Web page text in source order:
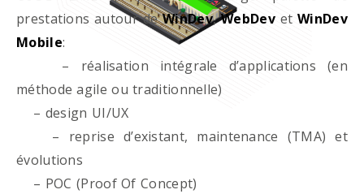
prestations autour deWinDev,WebDevet WinDev
Mobile:
– réalisation intégrale d’applications (en
méthode agile ou traditionnelle)
– design UI/UX
– reprise d’existant, maintenance (TMA) et
évolutions
– POC (Proof Of Concept)